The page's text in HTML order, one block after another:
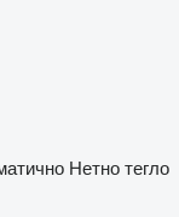
Нетно тегло